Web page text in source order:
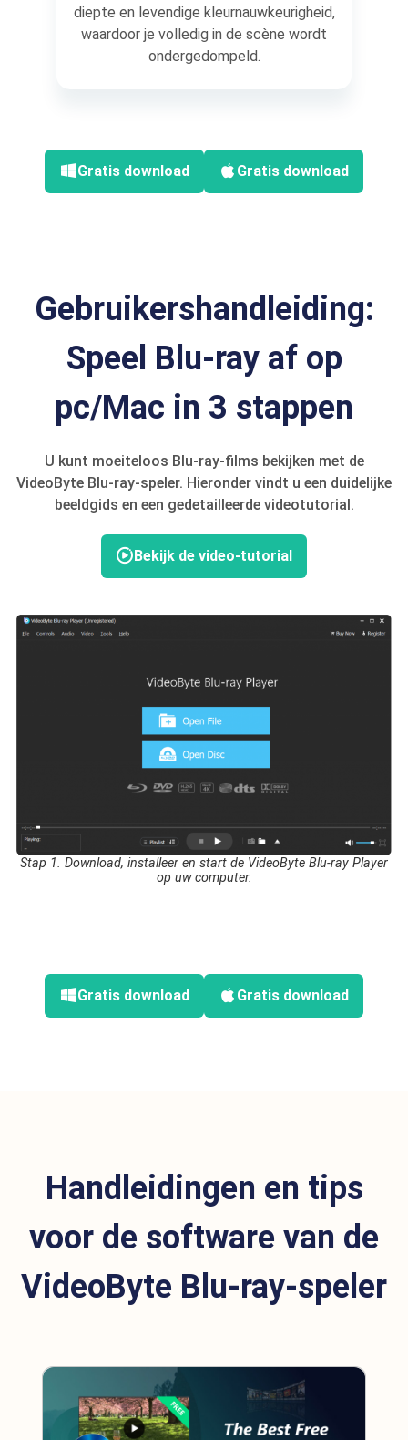
diepte en levendige kleurnauwkeurigheid,
waardoor je volledig in de scène wordt
ondergedompeld.
Gratis download Gratis download
Gebruikershandleiding:
Speel Blu-ray af op
pc/Mac in 3 stappen
U kunt moeiteloos Blu-ray-films bekijken met de
VideoByte Blu-ray-speler. Hieronder vindt u een duidelijke
beeldgids en een gedetailleerde videotutorial.
Bekijk de video-tutorial
Stap 1. Download, installeer en start de VideoByte Blu-ray Player
op uw computer.
Gratis download Gratis download
Handleidingen en tips
voor de software van de
VideoByte Blu-ray-speler